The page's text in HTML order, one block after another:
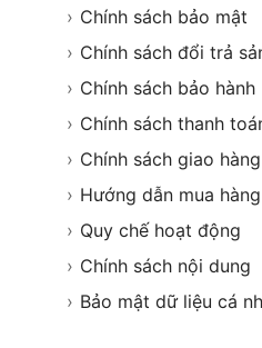
› Chính sách bảo mật
› Chính sách đổi trả
› Chính sách bảo hành
› Chính sách thanh
› Chính sách giao hàng
› Hướng dẫn mua hàng
› Quy chế hoạt động
› Chính sách nội dung
› Bảo mật dữ liệu cá